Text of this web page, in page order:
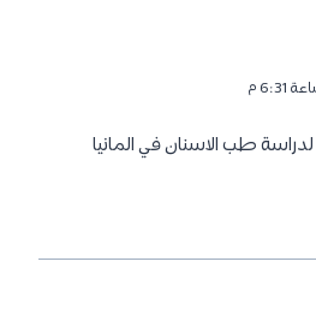
طب الاسنان في المانيا